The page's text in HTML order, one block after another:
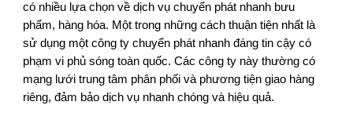
có nhiều lựa chọn về dịch vụ chuyển phát nhanh bưu
phẩm, hàng hóa. Một trong những cách thuận tiện nhất là
sử dụng một công ty chuyển phát nhanh đáng tin cậy có
phạm vi phủ sóng toàn quốc. Các công ty này thường có
mạng lưới trung tâm phân phối và phương tiện giao hàng
riêng, đảm bảo dịch vụ nhanh chóng và hiệu quả.